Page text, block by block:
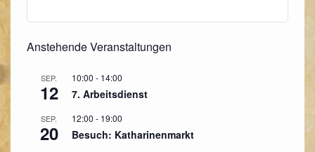
Anstehende Veranstaltungen
SEP.
12
10:00 - 14:00
7. Arbeitsdienst
SEP.
20
12:00 - 19:00
Besuch: Katharinenmarkt